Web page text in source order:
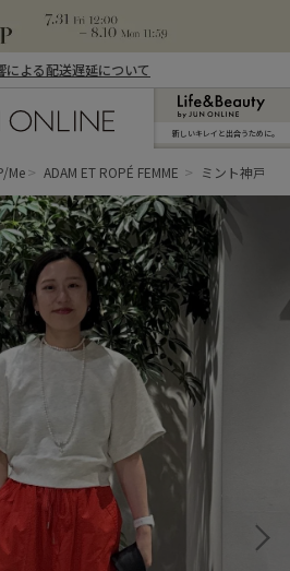
による配送遅延について
新しいキレイと出合うために。
Me ADAM ET ROPÉ FEMME ミント神戸